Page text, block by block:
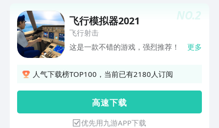
NO.2
飞行模拟器2021
飞行射击
这是一款不错的游戏，强烈推荐！
更多
人气下载榜TOP100，当前已有2180人订阅
高 速 下 载
优先用九游APP下载